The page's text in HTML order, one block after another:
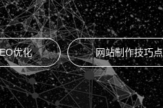
优化 网站制作技巧点